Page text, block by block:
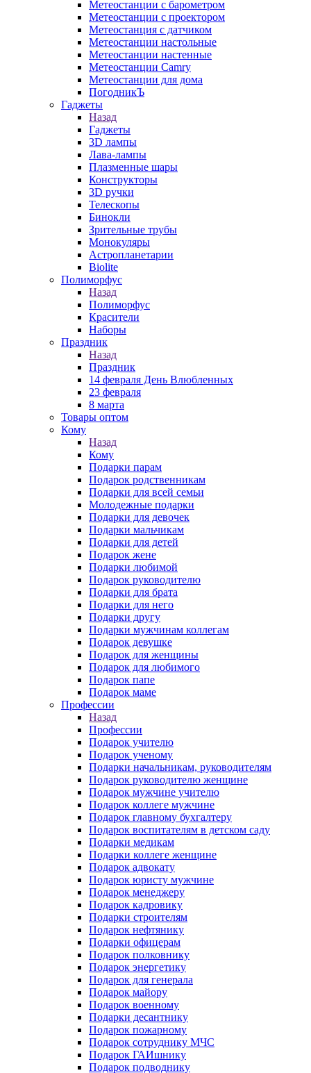
Метеостанции с барометром
Метеостанции с проектором
Метеостанция с датчиком
Метеостанции настольные
Метеостанции настенные
Метеостанции Camry
Метеостанции для дома
ПогодникЪ
Гаджеты
Назад
Гаджеты
3D лампы
Лава-лампы
Плазменные шары
Конструкторы
3D ручки
Телескопы
Бинокли
Зрительные трубы
Монокуляры
Астропланетарии
Biolite
Полиморфус
Назад
Полиморфус
Красители
Наборы
Праздник
Назад
Праздник
14 февраля День Влюбленных
23 февраля
8 марта
Товары оптом
Кому
Назад
Кому
Подарки парам
Подарок родственникам
Подарки для всей семьи
Молодежные подарки
Подарки для девочек
Подарки мальчикам
Подарки для детей
Подарок жене
Подарки любимой
Подарок руководителю
Подарки для брата
Подарки для него
Подарки другу
Подарки мужчинам коллегам
Подарок девушке
Подарок для женщины
Подарок для любимого
Подарок папе
Подарок маме
Профессии
Назад
Профессии
Подарок учителю
Подарок ученому
Подарки начальникам, руководителям
Подарок руководителю женщине
Подарок мужчине учителю
Подарок коллеге мужчине
Подарок главному бухгалтеру
Подарок воспитателям в детском саду
Подарки медикам
Подарки коллеге женщине
Подарок адвокату
Подарок юристу мужчине
Подарок менеджеру
Подарок кадровику
Подарки строителям
Подарок нефтянику
Подарки офицерам
Подарок полковнику
Подарок энергетику
Подарок для генерала
Подарок майору
Подарок военному
Подарки десантнику
Подарок пожарному
Подарок сотруднику МЧС
Подарок ГАИшнику
Подарок подводнику